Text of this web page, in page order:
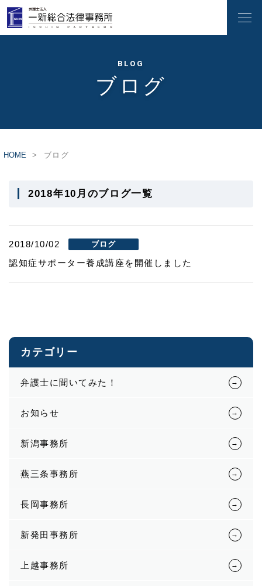
BLOG
ブログ
HOME ブログ
2018年10月のブログ一覧
2018/10/02 ブログ
認知症サポーター養成講座を開催しました
カテゴリー
弁護士に聞いてみた！
お知らせ
新潟事務所
燕三条事務所
長岡事務所
新発田事務所
上越事務所